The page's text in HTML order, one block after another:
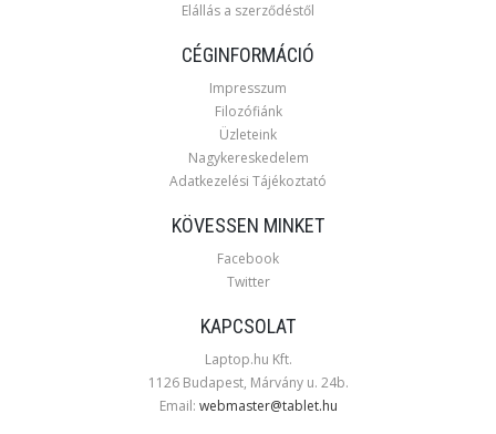
Elállás a szerződéstől
CÉGINFORMÁCIÓ
Impresszum
Filozófiánk
Üzleteink
Nagykereskedelem
Adatkezelési Tájékoztató
KÖVESSEN MINKET
Facebook
Twitter
KAPCSOLAT
Laptop.hu Kft.
1126 Budapest, Márvány u. 24b.
Email: webmaster@tablet.hu